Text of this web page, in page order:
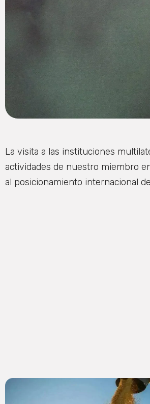
La visita a las instituciones
actividades de nuestro miembro
al posicionamiento internacional